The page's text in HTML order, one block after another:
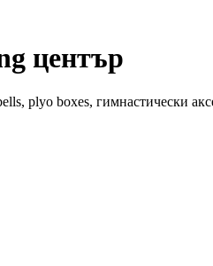
център
plyo boxes, гимнастически